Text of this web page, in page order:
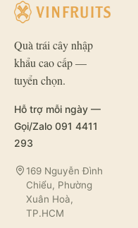
Quà trái cây nhập
khẩu cao cấp —
tuyển chọn.
Hỗ trợ mỗi ngày —
Gọi/Zalo 091 4411
293
169 Nguyễn Đình
Chiểu, Phường
Xuân Hoà,
TP.HCM